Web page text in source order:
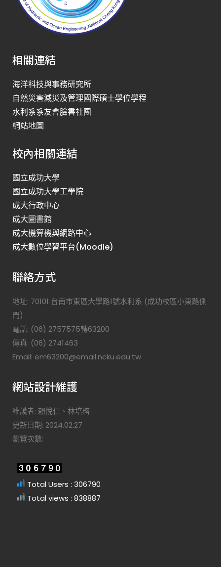
相關連結
海洋科技與事務研究所
自然災害減災及管理國際碩士學位學程
水利系系友會臉書社團
網站地圖
校內相關連結
國立成功大學
國立成功大學工學院
成大行政中心
成大圖書館
成大機算機與網路中心
成大數位學習平台(Moodle)
聯絡方式
地址: 70101 台南市東區大學路1號水利系 (成功校區小東路側
門)
電話: (06) 2757575轉63200
傳真: (06) 2741463
Email: em63200@email.ncku.edu.tw
網站設計維護
維護者: 賴悅仁、林培榕
更新日期: 2024.02.27
瀏覽次數:
Total Users : 306790
Total views : 838887